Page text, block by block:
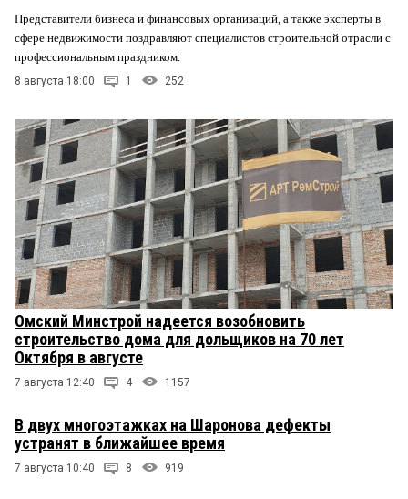
Представители бизнеса и финансовых организаций, а также эксперты в
сфере недвижимости поздравляют специалистов строительной отрасли с
профессиональным праздником.
8 августа 18:00 1 252
Омский Минстрой надеется возобновить
строительство дома для дольщиков на 70 лет
Октября в августе
7 августа 12:40 4 1157
В двух многоэтажках на Шаронова дефекты
устранят в ближайшее время
7 августа 10:40 8 919